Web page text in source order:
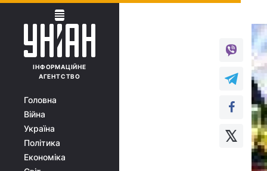
ІНФОРМАЦІЙНЕ
АГЕНТСТВО
Головна
Війна
Україна
Політика
Економіка